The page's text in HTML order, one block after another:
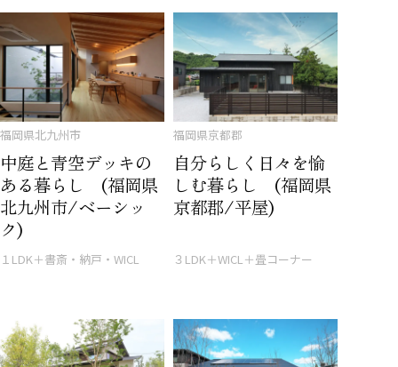
福岡県北九州市
中庭と青空デッキの
ある暮らし (福岡県
北九州市/ベーシッ
ク)
１LDK＋書斎・納戸・WICL
福岡県京都郡
自分らしく日々を愉
しむ暮らし (福岡県
京都郡/平屋)
３LDK＋WICL＋畳コーナー